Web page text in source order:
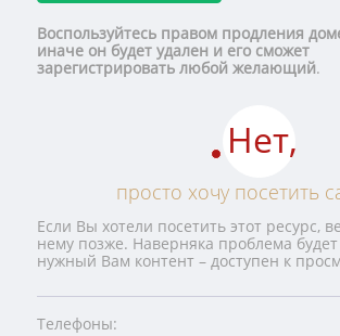
Воспользуйтесь правом продления
иначе он будет удален и его сможет
зарегистрировать любой желающий.
Нет,
просто хочу посетить
Если Вы хотели посетить этот ресурс,
нему позже. Наверняка проблема
нужный Вам контент – доступен к
Телефоны: